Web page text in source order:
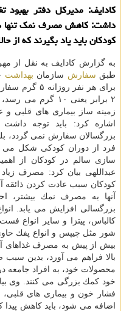
كادایف: مدیركل دفتر بهبود
داشت: كاهش مصرف نمك تنها
كودكان باید یاد بگیرند كه از
به گزارش كادایف به نقل از
طبق سفارش سازمان بهداشت
برای هر نفر
۲ برابر یعنی ۱۰
زمینه ساز بیماری های قلبی
اشاره كرد: باید توجه
بزرگسالان سفارش نمی گردد،
فرد از دوران كودكی شكل می
سازی سالم در كودكان از
عبداللهی بیان كرد: مصرف
كودكان سبب عادت كردن ذائقه
آنها به مصرف نمك بیشتر،
بزرگسالی افزایش می یابد.
كالباس، پیتزا و سایر انواع
شور مثل چیپس و انواع پفك
بیش از پیش به مصرف غذاهای
بالا فراهم می آورد، بدین سبب
محصولات خود، به افراد
خود كمك بزرگی می كنند. وی
فشار خون و بیماری های
اضافه می شود، باید كاهش پیدا